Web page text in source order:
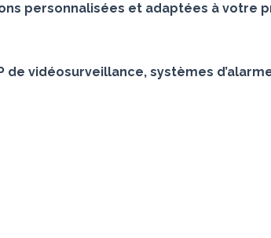
personnalisées et adaptées à votre
de vidéosurveillance, systèmes